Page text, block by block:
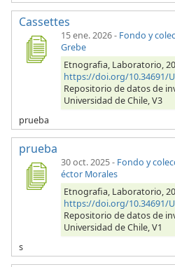
Cassettes
15 ene. 2026- Fondo y
Grebe
Etnografia, Laboratorio,
https://doi.org/10.34691/
Repositorio de datos de
Universidad de Chile, V3
prueba
prueba
30 oct. 2025- Fondo y
éctor Morales
Etnografia, Laboratorio,
https://doi.org/10.34691/
Repositorio de datos de
Universidad de Chile, V1
s